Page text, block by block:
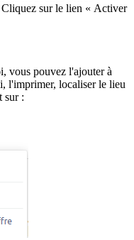
sur le lien « Activer
vous pouvez l'ajouter à
l'imprimer, localiser le lieu
sur :